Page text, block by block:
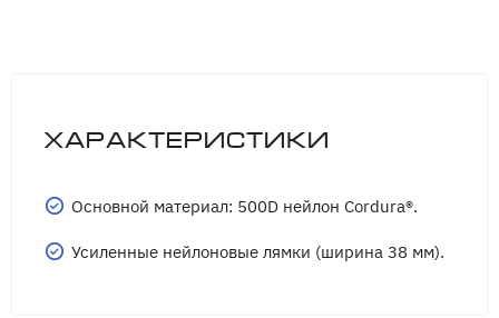
Характеристики
Основной материал: 500D нейлон Cordura®.
Усиленные нейлоновые лямки (ширина 38 мм).